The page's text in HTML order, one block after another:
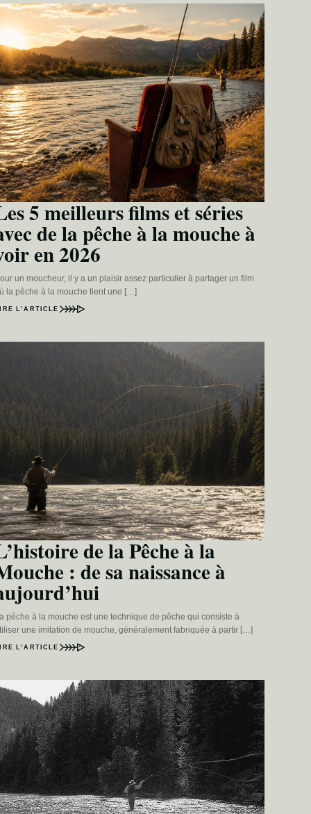
5 meilleurs films et séries
de la pêche à la mouche à
en 2026
un moucheur, il y a un plaisir assez particulier à partager un film
la pêche à la mouche tient une […]
L’ARTICLE
de la Pêche à la
: de sa naissance à
pêche à la mouche est une technique de pêche qui consiste à
une imitation de mouche, généralement fabriquée à partir […]
L’ARTICLE